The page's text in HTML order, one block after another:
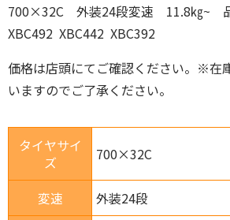
700×32C 外装24段変速 11.8㎏~
XBC492 XBC442 XBC392
価格は店頭にてご確認ください。※在
いますのでご了承ください。
タイヤサイ
ズ
700×32C
変速
外装24段